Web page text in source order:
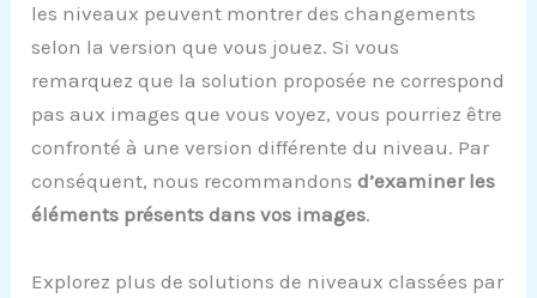
les niveaux peuvent montrer des changements
selon la version que vous jouez. Si vous
remarquez que la solution proposée ne correspond
pas aux images que vous voyez, vous pourriez être
confronté à une version différente du niveau. Par
conséquent, nous recommandonsd’examiner les
éléments présents dans vos images.
Explorez plus de solutions de niveaux classées par